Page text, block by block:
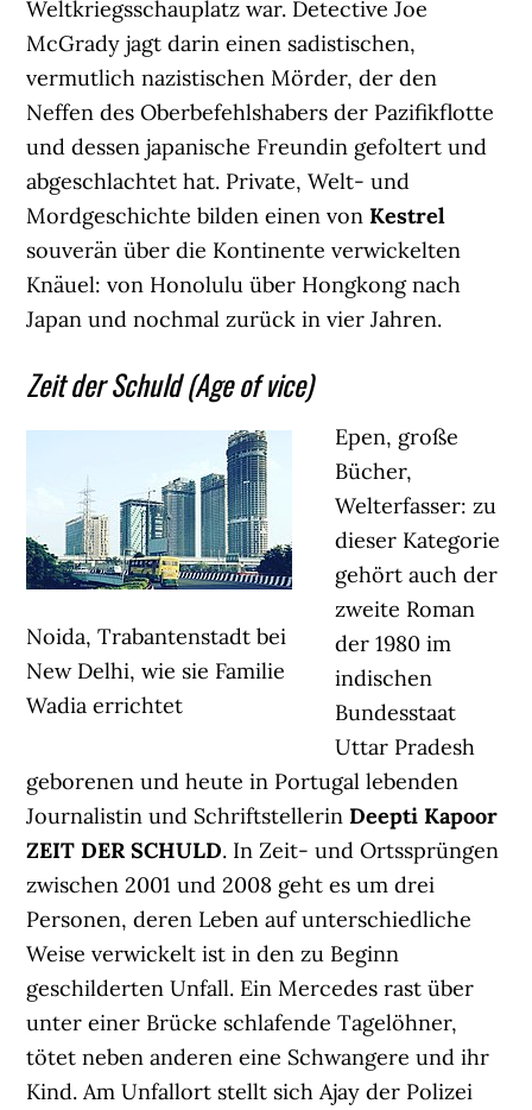
Weltkriegsschauplatz war. Detective Joe
McGrady jagt darin einen sadistischen,
vermutlich nazistischen Mörder, der den
Neffen des Oberbefehlshabers der Pazifikflotte
und dessen japanische Freundin gefoltert und
abgeschlachtet hat. Private, Welt- und
Mordgeschichte bilden einen vonKestrel
souverän über die Kontinente verwickelten
Knäuel: von Honolulu über Hongkong nach
Japan und nochmal zurück in vier Jahren.
Zeit der Schuld (Age of vice)
Noida, Trabantenstadt bei
New Delhi, wie sie Familie
Wadia errichtet
Epen, große
Bücher,
Welterfasser: zu
dieser Kategorie
gehört auch der
zweite Roman
der 1980 im
indischen
Bundesstaat
Uttar Pradesh
geborenen und heute in Portugal lebenden
Journalistin und SchriftstellerinDeepti Kapoor
ZEIT DER SCHULD. In Zeit- und Ortssprüngen
zwischen 2001 und 2008 geht es um drei
Personen, deren Leben auf unterschiedliche
Weise verwickelt ist in den zu Beginn
geschilderten Unfall. Ein Mercedes rast über
unter einer Brücke schlafende Tagelöhner,
tötet neben anderen eine Schwangere und ihr
Kind. Am Unfallort stellt sich Ajay der Polizei